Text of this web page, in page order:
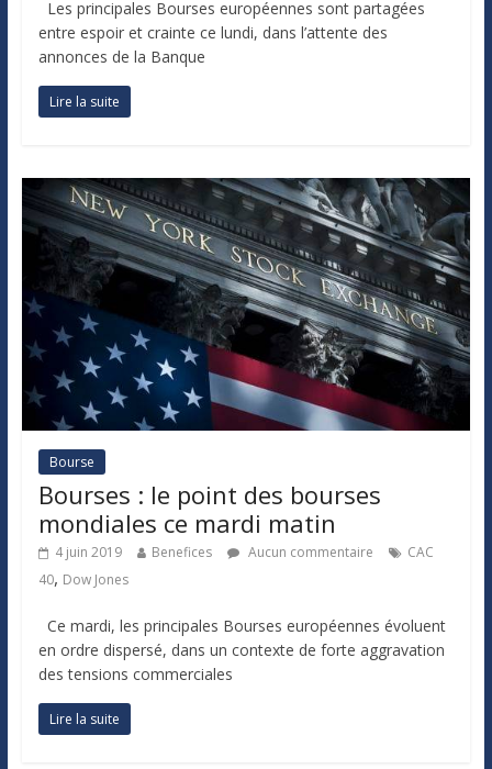
Les principales Bourses européennes sont partagées
entre espoir et crainte ce lundi, dans l’attente des
annonces de la Banque
Lire la suite
Bourse
Bourses : le point des bourses
mondiales ce mardi matin
4 juin 2019 Benefices Aucun commentaire
CAC
40, Dow Jones
Ce mardi, les principales Bourses européennes évoluent
en ordre dispersé, dans un contexte de forte aggravation
des tensions commerciales
Lire la suite